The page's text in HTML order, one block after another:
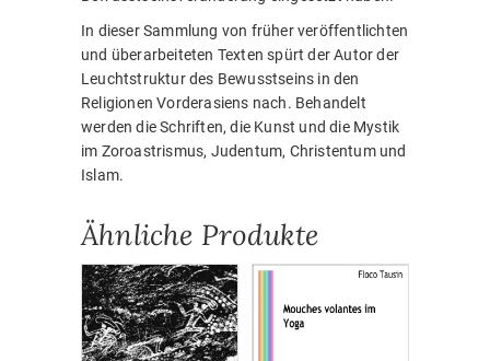
In dieser Sammlung von früher veröffentlichten
und überarbeiteten Texten spürt der Autor der
Leuchtstruktur des Bewusstseins in den
Religionen Vorderasiens nach. Behandelt
werden die Schriften, die Kunst und die Mystik
im Zoroastrismus, Judentum, Christentum und
Islam.
Ähnliche Produkte